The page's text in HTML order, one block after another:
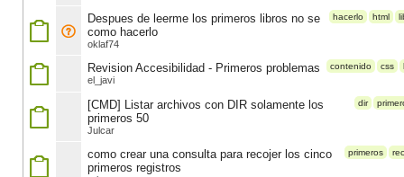
hacerlo html
Despues de leerme los primeros libros no se
como hacerlo
oklaf74
contenido css
Revision Accesibilidad - Primeros problemas
el_javi
dir
[CMD] Listar archivos con DIR solamente los
primeros 50
Julcar
primeros
como crear una consulta para recojer los cinco
primeros registros